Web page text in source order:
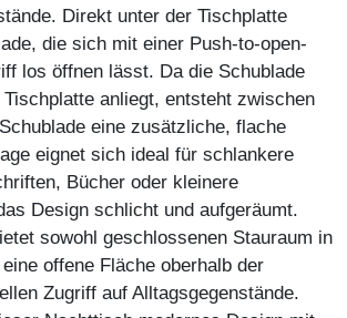
Direkt unter der Tischplatte
die sich mit einer Push-to-open-
los öffnen lässt. Da die Schublade
anliegt, entsteht zwischen
eine zusätzliche, flache
eignet sich ideal für schlankere
Bücher oder kleinere
Design schlicht und aufgeräumt.
sowohl geschlossenen Stauraum in
offene Fläche oberhalb der
Zugriff auf Alltagsgegenstände.